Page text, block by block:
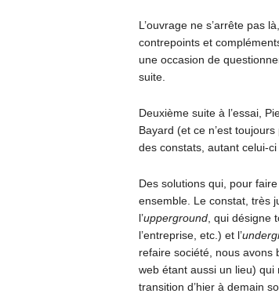
L’ouvrage ne s’arrête pas
contrepoints et
une occasion de
suite.
Deuxième suite à l’essai,
Bayard (et ce n’est
des constats, autant celui-
Des solutions qui, pour
ensemble. Le constat, très
l’upperground, qui désigne
l’entreprise, etc.) et l’
refaire société, nous avons
web étant aussi un lieu)
transition d’hier à demain